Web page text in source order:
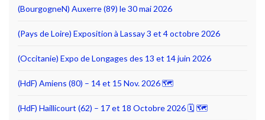
(BourgogneN) Auxerre (89) le 30 mai 2026
(Pays de Loire) Exposition à Lassay 3 et 4 octobre 2026
(Occitanie) Expo de Longages des 13 et 14 juin 2026
(HdF) Amiens (80) – 14 et 15 Nov. 2026 🗺
(HdF) Haillicourt (62) – 17 et 18 Octobre 2026 🗓 🗺